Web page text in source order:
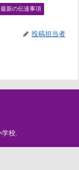
最新の伝達事項
投稿担当者
校.